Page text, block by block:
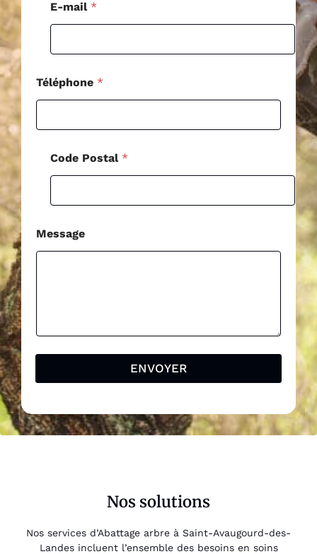
E-mail *
e
N
m
Téléphone *
Code Postal *
Message
ENVOYER
Nos solutions
Nos services d’Abattage arbre à Saint-Avaugourd-des-
Landes incluent l’ensemble des besoins en soins